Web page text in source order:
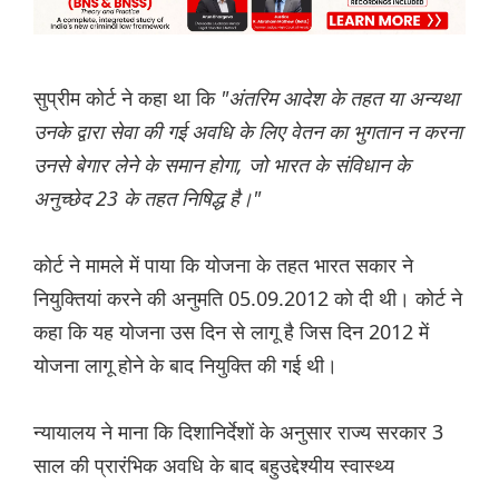
सुप्रीम कोर्ट ने कहा था कि "अंतरिम आदेश के तहत या अन्यथा
उनके द्वारा सेवा की गई अवधि के लिए वेतन का भुगतान न करना
उनसे बेगार लेने के समान होगा, जो भारत के संविधान के
अनुच्छेद 23 के तहत निषिद्ध है।"
कोर्ट ने मामले में पाया कि योजना के तहत भारत सकार ने
नियुक्तियां करने की अनुमति 05.09.2012 को दी थी। कोर्ट ने
कहा कि यह योजना उस दिन से लागू है जिस दिन 2012 में
योजना लागू होने के बाद नियुक्ति की गई थी।
न्यायालय ने माना कि दिशानिर्देशों के अनुसार राज्य सरकार 3
साल की प्रारंभिक अवधि के बाद बहुउद्देश्यीय स्वास्थ्य